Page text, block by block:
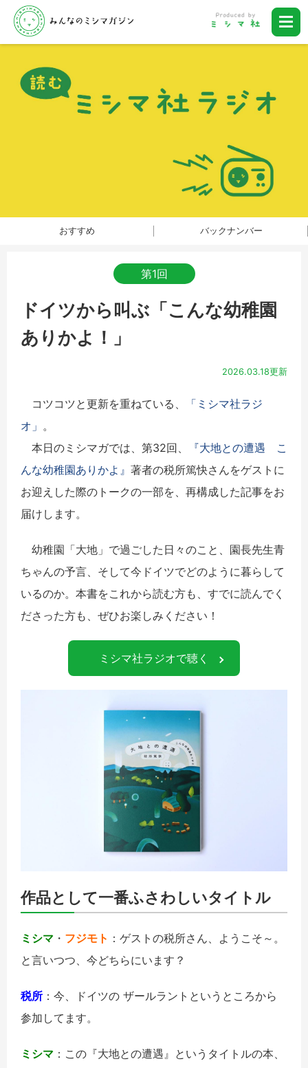
おすすめ バックナンバー
第1回
ドイツから叫ぶ「こんな幼稚園
ありかよ！」
2026.03.18更新
コツコツと更新を重ねている、
「ミシマ社ラジ
オ」 。
本日のミシマガでは、第32回、
『大地との遭遇 こ
んな幼稚園ありかよ』 著者の税所篤快さんをゲストに
お迎えした際のトークの一部を、再構成した記事をお
届けします。
幼稚園「大地」で過ごした日々のこと、園長先生青
ちゃんの予言、そして今ドイツでどのように暮らして
いるのか。本書をこれから読む方も、すでに読んでく
ださった方も、ぜひお楽しみください！
ミシマ社ラジオで聴く
作品として一番ふさわしいタイトル
ミシマ ・ フジモト ：ゲストの税所さん、ようこそ～。
と言いつつ、今どちらにいます？
税所 ：今、ドイツの ザールラントというところから
参加してます。
ミシマ ：この『大地との遭遇』というタイトルの本、